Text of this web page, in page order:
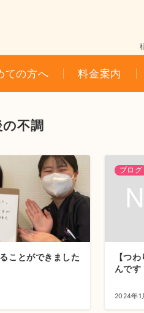
ての方へ 料金案内
不調
ことができました
ブログ
【つ
んです
2024年1